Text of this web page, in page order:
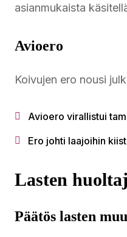
asianmukaista
Avioero
Koivujen ero nousi
Avioero virallistui
Ero johti laajoihin
Lasten
Päätös lasten